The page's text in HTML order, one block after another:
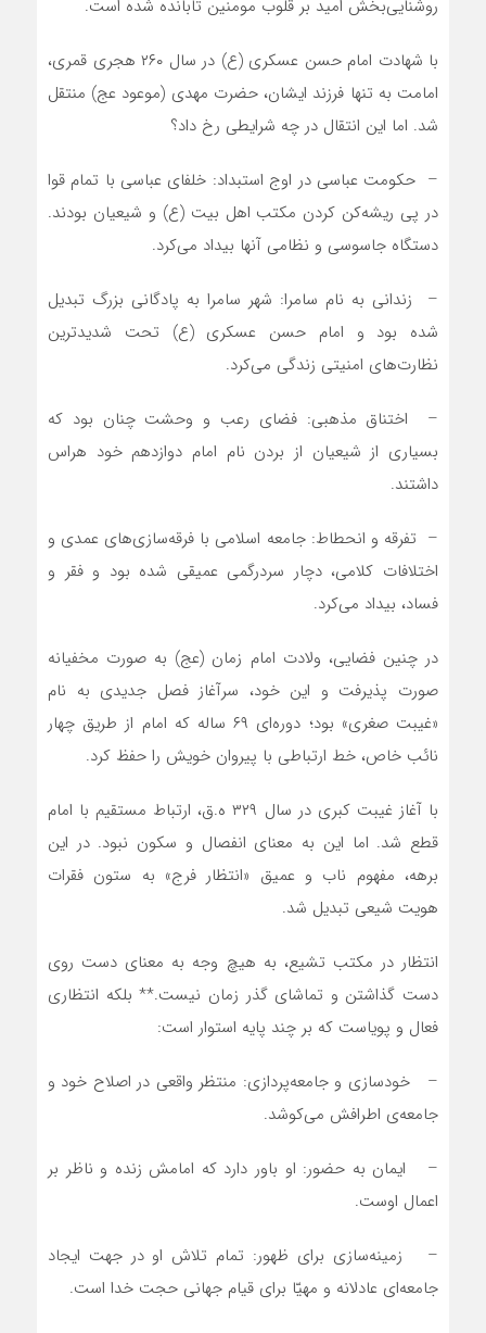
روشنایی‌بخش امید بر قلوب مومنین تابانده شده است.
با شهادت امام حسن عسکری (ع) در سال ۲۶۰ هجری قمری،
امامت به تنها فرزند ایشان، حضرت مهدی (موعود عج) منتقل
شد. اما این انتقال در چه شرایطی رخ داد؟
– حکومت عباسی در اوج استبداد: خلفای عباسی با تمام قوا
در پی ریشه‌کن کردن مکتب اهل بیت (ع) و شیعیان بودند.
دستگاه جاسوسی و نظامی آنها بیداد می‌کرد.
– زندانی به نام سامرا: شهر سامرا به پادگانی بزرگ تبدیل
شده بود و امام حسن عسکری (ع) تحت شدیدترین
نظارت‌های امنیتی زندگی می‌کرد.
– اختناق مذهبی: فضای رعب و وحشت چنان بود که
بسیاری از شیعیان از بردن نام امام دوازدهم خود هراس
داشتند.
– تفرقه و انحطاط: جامعه اسلامی با فرقه‌سازی‌های عمدی و
اختلافات کلامی، دچار سردرگمی عمیقی شده بود و فقر و
فساد، بیداد می‌کرد.
در چنین فضایی، ولادت امام زمان (عج) به صورت مخفیانه
صورت پذیرفت و این خود، سرآغاز فصل جدیدی به نام
«غیبت صغری» بود؛ دوره‌ای ۶۹ ساله که امام از طریق چهار
نائب خاص، خط ارتباطی با پیروان خویش را حفظ کرد.
با آغاز غیبت کبری در سال ۳۲۹ ه.ق، ارتباط مستقیم با امام
قطع شد. اما این به معنای انفصال و سکون نبود. در این
برهه، مفهوم ناب و عمیق «انتظار فرج» به ستون فقرات
هویت شیعی تبدیل شد.
انتظار در مکتب تشیع، به هیچ وجه به معنای دست روی
دست گذاشتن و تماشای گذر زمان نیست.** بلکه انتظاری
فعال و پویاست که بر چند پایه استوار است:
– خودسازی و جامعه‌پردازی: منتظر واقعی در اصلاح خود و
جامعه‌ی اطرافش می‌کوشد.
– ایمان به حضور: او باور دارد که امامش زنده و ناظر بر
اعمال اوست.
– زمینه‌سازی برای ظهور: تمام تلاش او در جهت ایجاد
جامعه‌ای عادلانه و مهیّا برای قیام جهانی حجت خدا است.